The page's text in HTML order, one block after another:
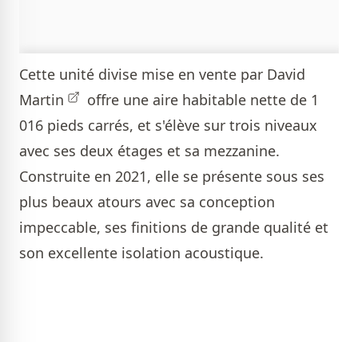
Cette unité divise mise en vente par David
Martin
offre une aire habitable nette de 1
016 pieds carrés, et s'élève sur trois niveaux
avec ses deux étages et sa mezzanine.
Construite en 2021, elle se présente sous ses
plus beaux atours avec sa conception
impeccable, ses finitions de grande qualité et
son excellente isolation acoustique.